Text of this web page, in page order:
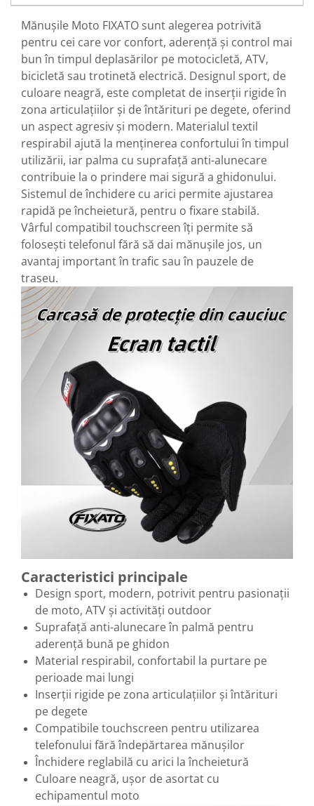
Mănușile Moto FIXATO sunt alegerea potrivită
pentru cei care vor confort, aderență și control mai
bun în timpul deplasărilor pe motocicletă, ATV,
bicicletă sau trotinetă electrică. Designul sport, de
culoare neagră, este completat de inserții rigide în
zona articulațiilor și de întărituri pe degete, oferind
un aspect agresiv și modern. Materialul textil
respirabil ajută la menținerea confortului în timpul
utilizării, iar palma cu suprafață anti-alunecare
contribuie la o prindere mai sigură a ghidonului.
Sistemul de închidere cu arici permite ajustarea
rapidă pe încheietură, pentru o fixare stabilă.
Vârful compatibil touchscreen îți permite să
folosești telefonul fără să dai mănușile jos, un
avantaj important în trafic sau în pauzele de
traseu.
Caracteristici principale
Design sport, modern, potrivit pentru pasionații
de moto, ATV și activități outdoor
Suprafață anti-alunecare în palmă pentru
aderență bună pe ghidon
Material respirabil, confortabil la purtare pe
perioade mai lungi
Inserții rigide pe zona articulațiilor și întărituri
pe degete
Compatibile touchscreen pentru utilizarea
telefonului fără îndepărtarea mănușilor
Închidere reglabilă cu arici la încheietură
Culoare neagră, ușor de asortat cu
echipamentul moto